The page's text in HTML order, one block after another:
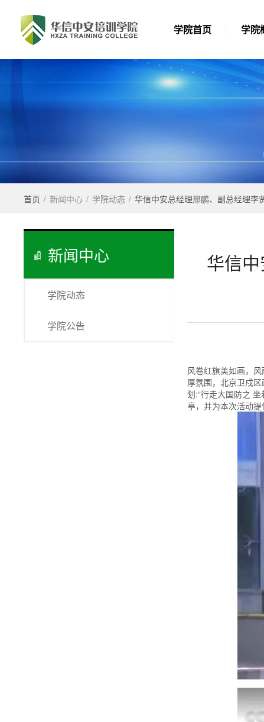
学院首页 学院
首页 / 新闻中心 / 学院动态 / 华信中安总经理邢鹏、副总经理李
新闻中心
学院动态
学院公告
华信
风卷红旗美如画，
厚氛围，北京卫戍
划:“行走大国防之
亭，并为本次活动